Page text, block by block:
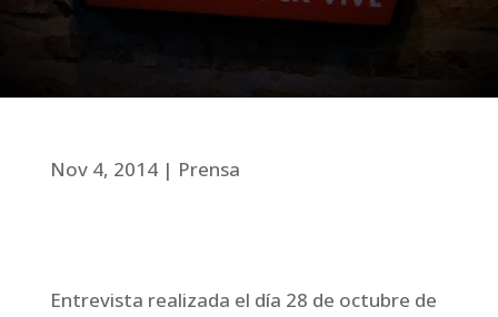
Nov 4, 2014 Prensa
Entrevista realizada el día 28 de octubre de